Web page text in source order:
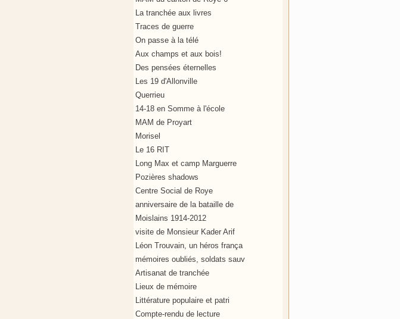
La tranchée aux livres
Traces de guerre
On passe à la télé
Aux champs et aux bois!
Des pensées éternelles
Les 19 d'Allonville
Querrieu
14-18 en Somme à l'école
MAM de Proyart
Morisel
Le 16 RIT
Long Max et camp Marguerre
Pozières shadows
Centre Social de Roye
anniversaire de la bataille de
Moislains 1914-2012
visite de Monsieur Kader Arif
Léon Trouvain, un héros frança
mémoires oubliés, soldats sauv
Artisanat de tranchée
Lieux de mémoire
Littérature populaire et patri
Compte-rendu de lecture